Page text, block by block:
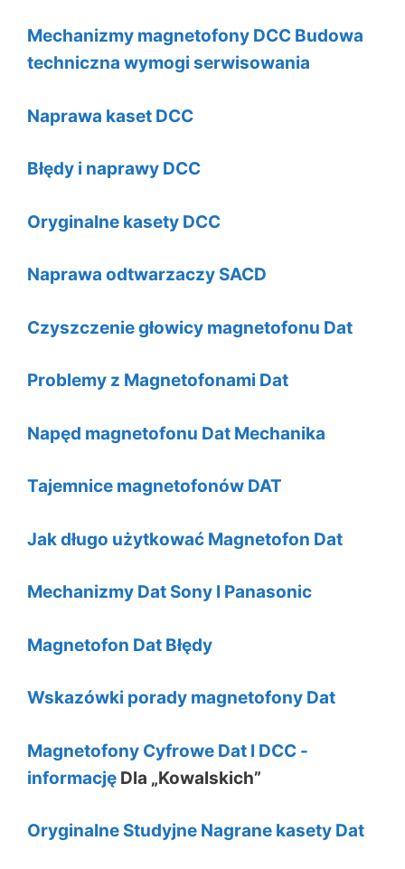
Mechanizmy magnetofony DCC Budowa
techniczna wymogi serwisowania
Naprawa kaset DCC
Błędy i naprawy DCC
Oryginalne kasety DCC
Naprawa odtwarzaczy SACD
Czyszczenie głowicy magnetofonu Dat
Problemy z Magnetofonami Dat
Napęd magnetofonu Dat Mechanika
Tajemnice magnetofonów DAT
Jak długo użytkować Magnetofon Dat
Mechanizmy Dat Sony I Panasonic
Magnetofon Dat Błędy
Wskazówki porady magnetofony Dat
Magnetofony Cyfrowe Dat I DCC -
informację Dla „Kowalskich”
Oryginalne Studyjne Nagrane kasety Dat